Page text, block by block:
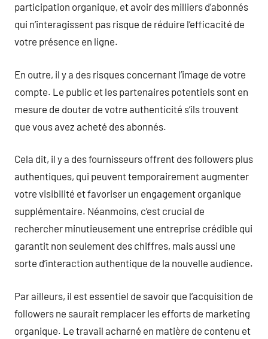
participation organique, et avoir des milliers d’abonnés
qui n’interagissent pas risque de réduire l’efficacité de
votre présence en ligne.
En outre, il y a des risques concernant l’image de votre
compte. Le public et les partenaires potentiels sont en
mesure de douter de votre authenticité s’ils trouvent
que vous avez acheté des abonnés.
Cela dit, il y a des fournisseurs offrent des followers plus
authentiques, qui peuvent temporairement augmenter
votre visibilité et favoriser un engagement organique
supplémentaire. Néanmoins, c’est crucial de
rechercher minutieusement une entreprise crédible qui
garantit non seulement des chiffres, mais aussi une
sorte d’interaction authentique de la nouvelle audience.
Par ailleurs, il est essentiel de savoir que l’acquisition de
followers ne saurait remplacer les efforts de marketing
organique. Le travail acharné en matière de contenu et